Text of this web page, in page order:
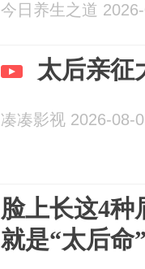
今日养生之道
太后亲征
凑凑影视 2026-08-
脸上长这4种
就是“太后命